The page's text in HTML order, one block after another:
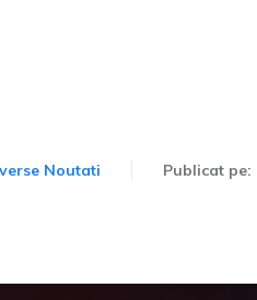
Noutati Publicat pe: